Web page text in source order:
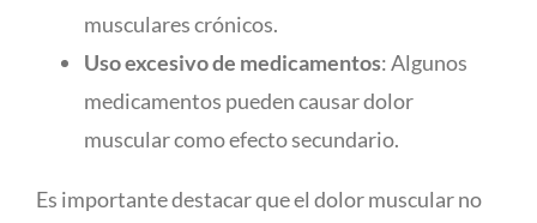
musculares crónicos.
Uso excesivo de medicamentos: Algunos
medicamentos pueden causar dolor
muscular como efecto secundario.
Es importante destacar que el dolor muscular no